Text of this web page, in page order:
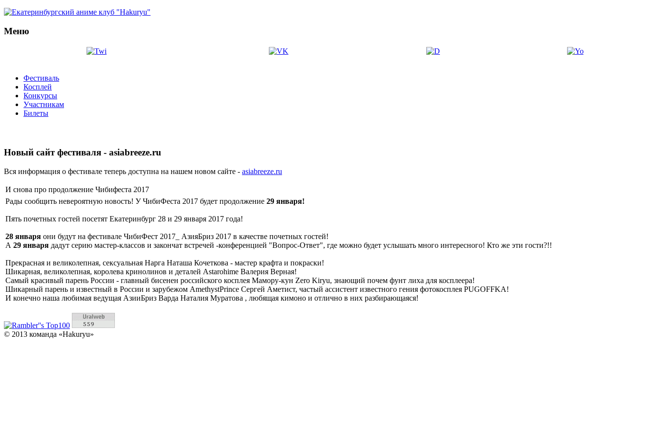
Меню
Фестиваль
Косплей
Конкурсы
Участникам
Билеты
Новый сайт фестиваля - asiabreeze.ru
Вся информация о фестивале теперь доступна на нашем новом сайте - asiabreeze.ru
И снова про продолжение Чибифеста 2017
Рады сообщить невероятную новость! У ЧибиФеста 2017 будет продолжение 29 января!
Пять почетных гостей посетят Екатеринбург 28 и 29 января 2017 года!
28 января они будут на фестивале ЧибиФест 2017_ АзияБриз 2017 в качестве почетных гостей!
А 29 января дадут серию мастер-классов и закончат встречей -конференцией "Вопрос-Ответ", где можно будет услышать много интересного! Кто же эти гости?!!
Прекрасная и великолепная, сексуальная Нарга Наташа Кочеткова - мастер крафта и покраски!
Шикарная, великолепная, королева кринолинов и деталей Astarohime Валерия Верная!
Самый красивый парень России - главный бисенен российского косплея Мамору-кун Zero Kiryu, знающий почем фунт лиха для косплеера!
Шикарный парень и известный в России и зарубежом AmethystPrince Сергей Аметист, частый ассистент известного гения фотокосплея PUGOFFKA!
И конечно наша любимая ведущая АзииБриз Варда Наталия Муратова , любящая кимоно и отлично в них разбирающаяся!
© 2013 команда «Hakuryu»